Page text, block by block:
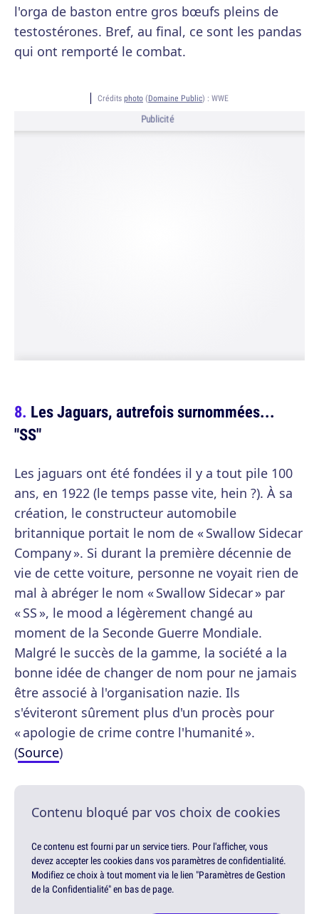
l'orga de baston entre gros bœufs pleins de
testostérones. Bref, au final, ce sont les pandas
qui ont remporté le combat.
Crédits photo (Domaine Public) : WWE
Publicité
Les Jaguars, autrefois surnommées...
"SS"
Les jaguars ont été fondées il y a tout pile 100
ans, en 1922 (le temps passe vite, hein ?). À sa
création, le constructeur automobile
britannique portait le nom de « Swallow Sidecar
Company ». Si durant la première décennie de
vie de cette voiture, personne ne voyait rien de
mal à abréger le nom « Swallow Sidecar » par
« SS », le mood a légèrement changé au
moment de la Seconde Guerre Mondiale.
Malgré le succès de la gamme, la société a la
bonne idée de changer de nom pour ne jamais
être associé à l'organisation nazie. Ils
s'éviteront sûrement plus d'un procès pour
« apologie de crime contre l'humanité ».
(Source)
Contenu bloqué par vos choix de cookies
Ce contenu est fourni par un service tiers. Pour l'afficher, vous
devez accepter les cookies dans vos paramètres de confidentialité.
Modifiez ce choix à tout moment via le lien "Paramètres de Gestion
de la Confidentialité" en bas de page.